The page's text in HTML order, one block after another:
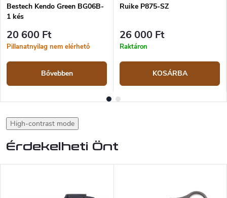
Bestech Kendo Green BG06B-
1 kés
20 600 Ft
Pillanatnyilag nem elérhető
Bővebben
Ruike P875-SZ
26 000 Ft
Raktáron
KOSÁRBA
High-contrast mode
Érdekelheti Önt